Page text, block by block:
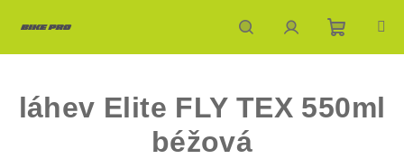
HledatPřihlášeníNákupní
košík
láhev Elite FLY TEX 550ml
béžová